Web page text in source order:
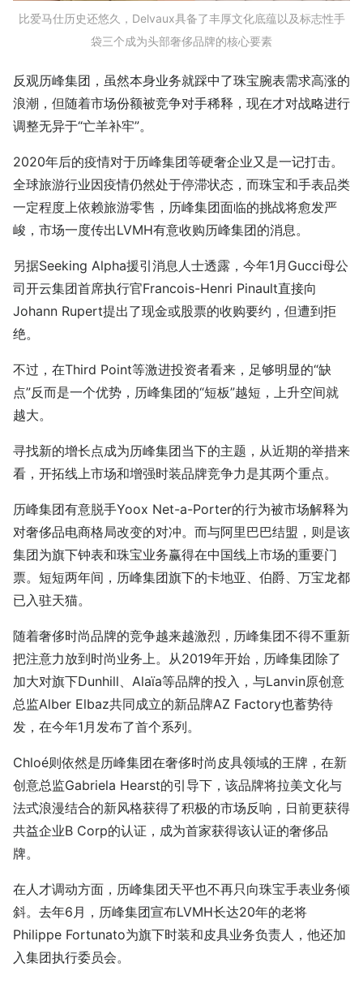
比爱马仕历史还悠久，Delvaux具备了丰厚文化底蕴以及标志性手
袋三个成为头部奢侈品牌的核心要素
反观历峰集团，虽然本身业务就踩中了珠宝腕表需求高涨的
浪潮，但随着市场份额被竞争对手稀释，现在才对战略进行
调整无异于“亡羊补牢”。
2020年后的疫情对于历峰集团等硬奢企业又是一记打击。
全球旅游行业因疫情仍然处于停滞状态，而珠宝和手表品类
一定程度上依赖旅游零售，历峰集团面临的挑战将愈发严
峻，市场一度传出LVMH有意收购历峰集团的消息。
另据Seeking Alpha援引消息人士透露，今年1月Gucci母公
司开云集团首席执行官Francois-Henri Pinault直接向
Johann Rupert提出了现金或股票的收购要约，但遭到拒
绝。
不过，在Third Point等激进投资者看来，足够明显的“缺
点”反而是一个优势，历峰集团的“短板”越短，上升空间就
越大。
寻找新的增长点成为历峰集团当下的主题，从近期的举措来
看，开拓线上市场和增强时装品牌竞争力是其两个重点。
历峰集团有意脱手Yoox Net-a-Porter的行为被市场解释为
对奢侈品电商格局改变的对冲。而与阿里巴巴结盟，则是该
集团为旗下钟表和珠宝业务赢得在中国线上市场的重要门
票。短短两年间，历峰集团旗下的卡地亚、伯爵、万宝龙都
已入驻天猫。
随着奢侈时尚品牌的竞争越来越激烈，历峰集团不得不重新
把注意力放到时尚业务上。从2019年开始，历峰集团除了
加大对旗下Dunhill、Alaïa等品牌的投入，与Lanvin原创意
总监Alber Elbaz共同成立的新品牌AZ Factory也蓄势待
发，在今年1月发布了首个系列。
Chloé则依然是历峰集团在奢侈时尚皮具领域的王牌，在新
创意总监Gabriela Hearst的引导下，该品牌将拉美文化与
法式浪漫结合的新风格获得了积极的市场反响，日前更获得
共益企业B Corp的认证，成为首家获得该认证的奢侈品
牌。
在人才调动方面，历峰集团天平也不再只向珠宝手表业务倾
斜。去年6月，历峰集团宣布LVMH长达20年的老将
Philippe Fortunato为旗下时装和皮具业务负责人，他还加
入集团执行委员会。